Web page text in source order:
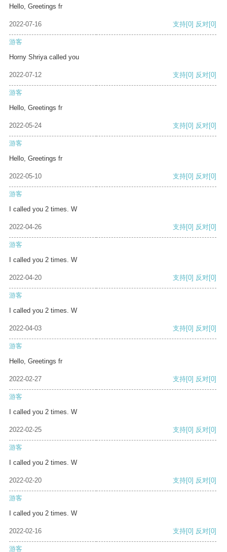
Hello, Greetings fr
2022-07-16 支持[0] 反对[0]
游客
Horny Shriya called you
2022-07-12 支持[0] 反对[0]
游客
Hello, Greetings fr
2022-05-24 支持[0] 反对[0]
游客
Hello, Greetings fr
2022-05-10 支持[0] 反对[0]
游客
I called you 2 times. W
2022-04-26 支持[0] 反对[0]
游客
I called you 2 times. W
2022-04-20 支持[0] 反对[0]
游客
I called you 2 times. W
2022-04-03 支持[0] 反对[0]
游客
Hello, Greetings fr
2022-02-27 支持[0] 反对[0]
游客
I called you 2 times. W
2022-02-25 支持[0] 反对[0]
游客
I called you 2 times. W
2022-02-20 支持[0] 反对[0]
游客
I called you 2 times. W
2022-02-16 支持[0] 反对[0]
游客